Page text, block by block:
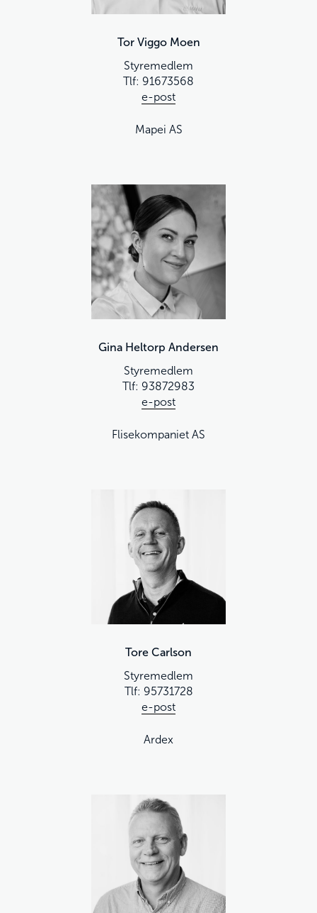
Tor Viggo Moen
Styremedlem
Tlf: 91673568
e-post
Mapei AS
Gina Heltorp Andersen
Styremedlem
Tlf: 93872983
e-post
Flisekompaniet AS
Tore Carlson
Styremedlem
Tlf: 95731728
e-post
Ardex